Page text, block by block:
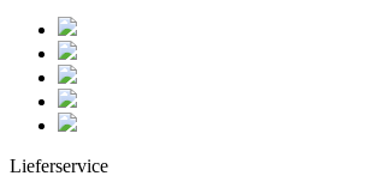
Lieferservice